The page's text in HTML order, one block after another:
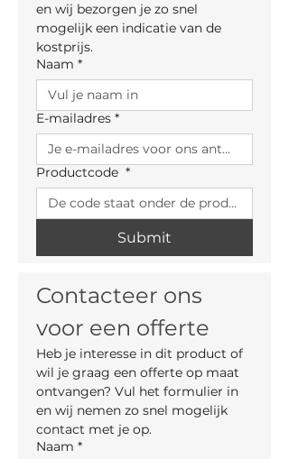
en wij bezorgen je zo snel
mogelijk een indicatie van de
kostprijs.
Naam *
E-mailadres *
Productcode *
Submit
Contacteer ons
voor een offerte
Heb je interesse in dit product of
wil je graag een offerte op maat
ontvangen? Vul het formulier in
en wij nemen zo snel mogelijk
contact met je op.
Naam *